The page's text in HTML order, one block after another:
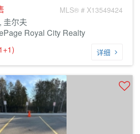
MLS® # X13549424
圭尔夫
Royal City Realty
详细